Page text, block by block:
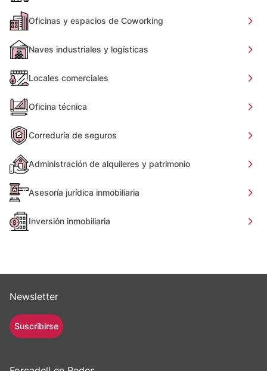
Oficinas y espacios de Coworking
Naves industriales y logísticas
Locales comerciales
Oficina técnica
Correduría de seguros
Administración de alquileres y patrimonio
Asesoría jurídica inmobiliaria
Inversión inmobiliaria
Newsletter
Suscribirse